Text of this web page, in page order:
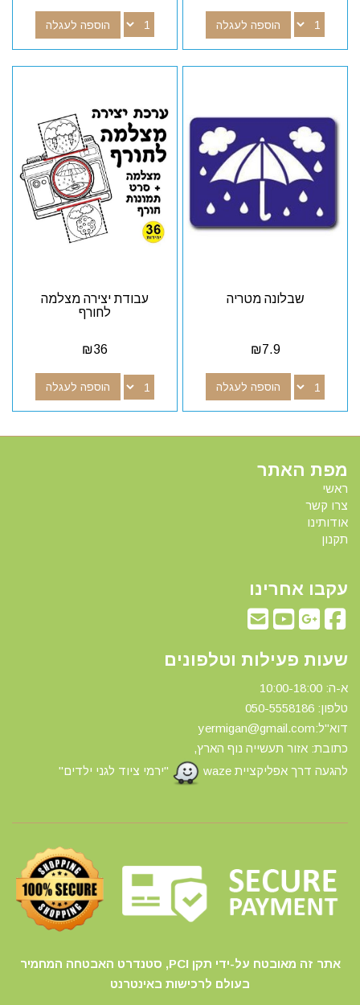
הוספה לעגלה הוספה לעגלה
שבלונה מטריה
₪7.9
הוספה לעגלה
עבודת יצירה מצלמה
לחורף
₪36
הוספה לעגלה
מפת האתר
ראשי
צרו קשר
אודותינו
תקנון
עקבו אחרינו
שעות פעילות וטלפונים
א-ה: 10:00-18:00
טלפון: 0 50-5558186
דוא"ל:yermigan@gmail.com
כתובת: אזור תעשייה נוף הארץ,
להגעה דרך אפליקציית waze
"ירמי ציוד לגני ילדים"
אתר זה מאובטח על-ידי תקן PCI, סטנדרט האבטחה המחמיר
בעולם לרכישות באינטרנט